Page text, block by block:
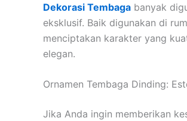
Dekorasi Tembaga banyak
eksklusif. Baik digunakan di
menciptakan karakter yang
elegan.
Ornamen Tembaga Dinding:
Jika Anda ingin memberikan